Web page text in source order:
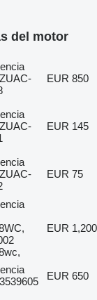
del motor
EUR 850
EUR 145
EUR 75
EUR 1,200
EUR 650